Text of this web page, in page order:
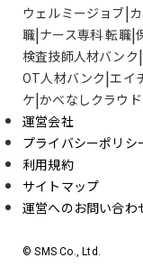
ウェルミージョブ
職 ナース専科 転職
検査技師人材バンク
OT人材バンク エイ
ケ かべなしクラウド
運営会社
プライバシーポリシ
利用規約
サイトマップ
運営へのお問い合わ
© SMS Co., Ltd.